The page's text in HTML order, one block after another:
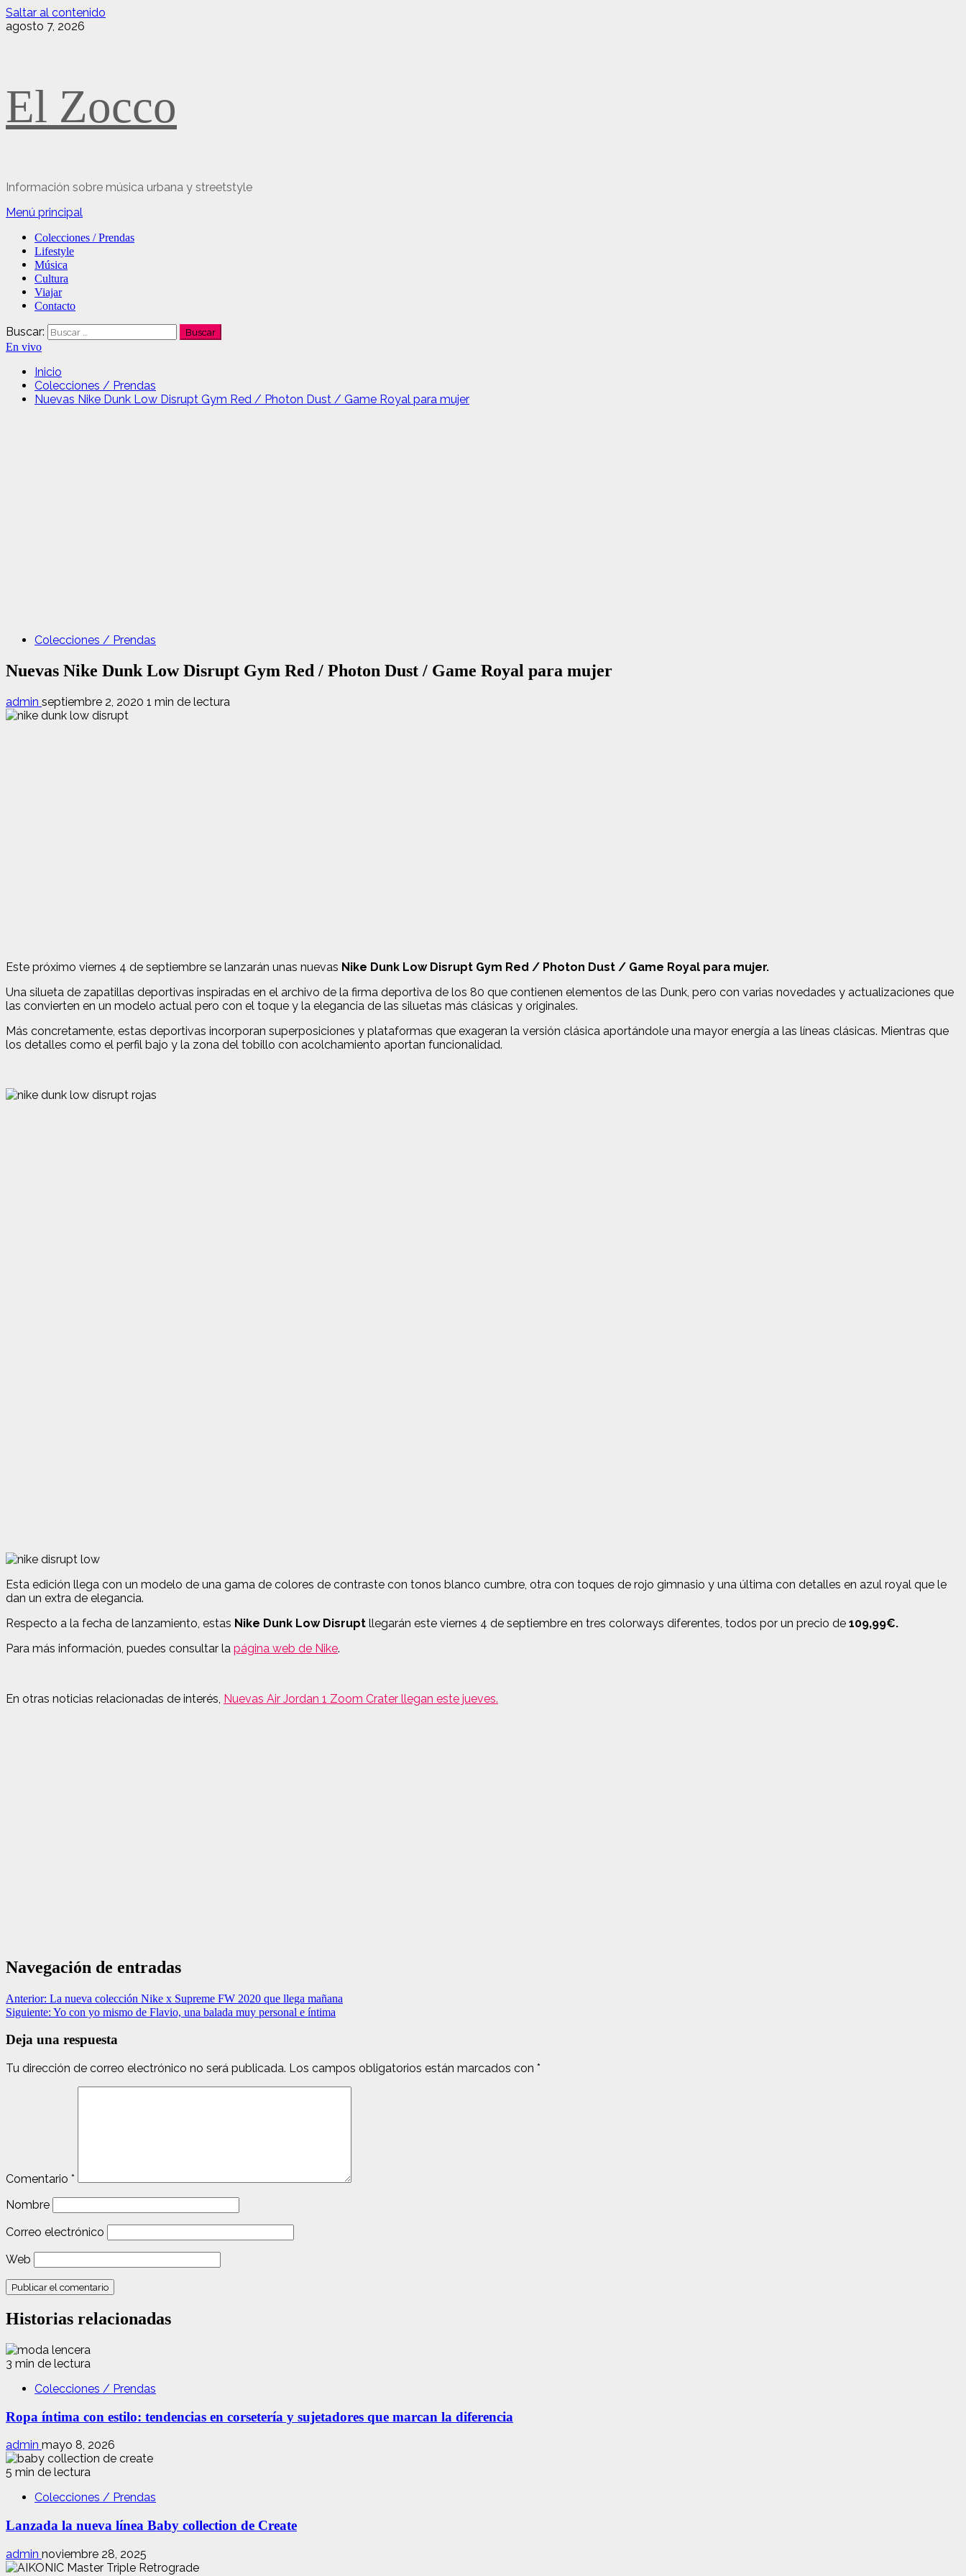
Saltar al contenido
agosto 7, 2026
El Zocco
Información sobre música urbana y streetstyle
Menú principal
Colecciones / Prendas
Lifestyle
Música
Cultura
Viajar
Contacto
Buscar:
En vivo
Inicio
Colecciones / Prendas
Nuevas Nike Dunk Low Disrupt Gym Red / Photon Dust / Game Royal para mujer
Colecciones / Prendas
Nuevas Nike Dunk Low Disrupt Gym Red / Photon Dust / Game Royal para mujer
admin septiembre 2, 2020 1 min de lectura
Este próximo viernes 4 de septiembre se lanzarán unas nuevas Nike Dunk Low Disrupt Gym Red / Photon Dust / Game Royal para mujer.
Una silueta de zapatillas deportivas inspiradas en el archivo de la firma deportiva de los 80 que contienen elementos de las Dunk, pero con varias novedades y actualizaciones que
las convierten en un modelo actual pero con el toque y la elegancia de las siluetas más clásicas y originales.
Más concretamente, estas deportivas incorporan superposiciones y plataformas que exageran la versión clásica aportándole una mayor energía a las líneas clásicas. Mientras que
los detalles como el perfil bajo y la zona del tobillo con acolchamiento aportan funcionalidad.
Esta edición llega con un modelo de una gama de colores de contraste con tonos blanco cumbre, otra con toques de rojo gimnasio y una última con detalles en azul royal que le
dan un extra de elegancia.
Respecto a la fecha de lanzamiento, estas Nike Dunk Low Disrupt llegarán este viernes 4 de septiembre en tres colorways diferentes, todos por un precio de 109,99€.
Para más información, puedes consultar la página web de Nike.
En otras noticias relacionadas de interés, Nuevas Air Jordan 1 Zoom Crater llegan este jueves.
Navegación de entradas
Anterior: La nueva colección Nike x Supreme FW 2020 que llega mañana
Siguiente: Yo con yo mismo de Flavio, una balada muy personal e íntima
Deja una respuesta
Tu dirección de correo electrónico no será publicada. Los campos obligatorios están marcados con *
Comentario *
Nombre
Correo electrónico
Web
Historias relacionadas
3 min de lectura
Colecciones / Prendas
Ropa íntima con estilo: tendencias en corsetería y sujetadores que marcan la diferencia
admin mayo 8, 2026
5 min de lectura
Colecciones / Prendas
Lanzada la nueva línea Baby collection de Create
admin noviembre 28, 2025